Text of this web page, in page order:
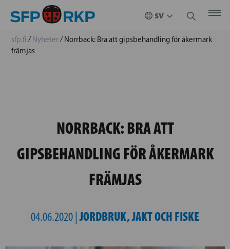
sfp.fi / Nyheter/ Norrback: Bra att gipsbehandling för åkermark
främjas
NORRBACK: BRA ATT
GIPSBEHANDLING FÖR ÅKERMARK
FRÄMJAS
04.06.2020 |JORDBRUK, JAKT OCH FISKE